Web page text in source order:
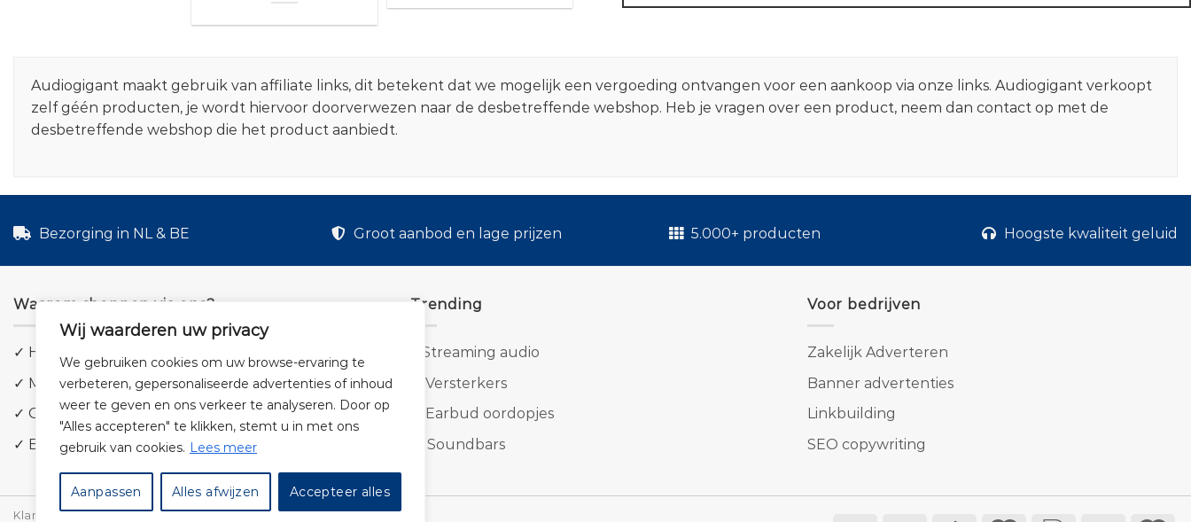
Wij waarderen uw privacy
We gebruiken cookies om uw browse-ervaring te
verbeteren, gepersonaliseerde advertenties of inhoud
weer te geven en ons verkeer te analyseren. Door op
"Alles accepteren" te klikken, stemt u in met ons
gebruik van cookies. Lees meer
Aanpassen Alles afwijzen Accepteer alles
Audiogigant maakt gebruik van affiliate links, dit betekent dat we mogelijk een vergoeding ontvangen voor een aankoop via onze links. Audiogigant verkoopt
zelf géén producten, je wordt hiervoor doorverwezen naar de desbetreffende webshop. Heb je vragen over een product, neem dan contact op met de
desbetreffende webshop die het product aanbiedt.
Bezorging in NL & BE Groot aanbod en lage prijzen 5.000+ producten Hoogste kwaliteit geluid
Waarom shoppen via ons?
✓ Hoge kwaliteit geluid
✓ Meer dan 5.000 producten
✓ Groot aanbod en lage prijzen
✓ Bezorging in NL & BE
Trending
Streaming audio
Versterkers
Earbud oordopjes
Soundbars
Voor bedrijven
Zakelijk Adverteren
Banner advertenties
Linkbuilding
SEO copywriting
Klantenservice Cookies Privacybeleid Disclaimer